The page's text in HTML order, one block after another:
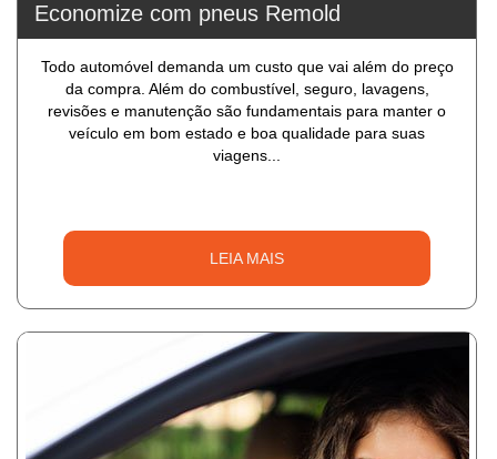
Economize com pneus Remold
Todo automóvel demanda um custo que vai além do preço
da compra. Além do combustível, seguro, lavagens,
revisões e manutenção são fundamentais para manter o
veículo em bom estado e boa qualidade para suas
viagens...
LEIA MAIS